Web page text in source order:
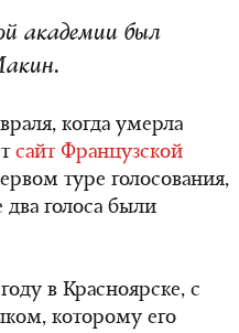
академии был
когда умерла
сайт Французской
туре голосования,
два голоса были
в Красноярске, с
которому его